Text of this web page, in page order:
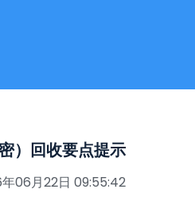
）回收要点提示
06月22日 09:55:42